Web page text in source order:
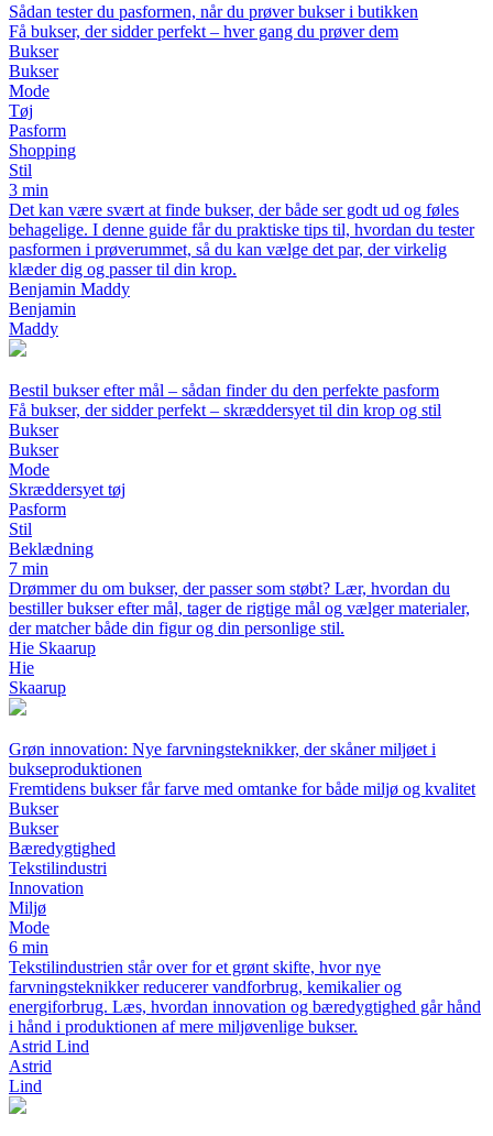
Sådan tester du pasformen, når du prøver bukser i butikken
Få bukser, der sidder perfekt – hver gang du prøver dem
Bukser
Bukser
Mode
Tøj
Pasform
Shopping
Stil
3 min
Det kan være svært at finde bukser, der både ser godt ud og føles
behagelige. I denne guide får du praktiske tips til, hvordan du tester
pasformen i prøverummet, så du kan vælge det par, der virkelig
klæder dig og passer til din krop.
Benjamin Maddy
Benjamin
Maddy
Bestil bukser efter mål – sådan finder du den perfekte pasform
Få bukser, der sidder perfekt – skræddersyet til din krop og stil
Bukser
Bukser
Mode
Skræddersyet tøj
Pasform
Stil
Beklædning
7 min
Drømmer du om bukser, der passer som støbt? Lær, hvordan du
bestiller bukser efter mål, tager de rigtige mål og vælger materialer,
der matcher både din figur og din personlige stil.
Hie Skaarup
Hie
Skaarup
Grøn innovation: Nye farvningsteknikker, der skåner miljøet i
bukseproduktionen
Fremtidens bukser får farve med omtanke for både miljø og kvalitet
Bukser
Bukser
Bæredygtighed
Tekstilindustri
Innovation
Miljø
Mode
6 min
Tekstilindustrien står over for et grønt skifte, hvor nye
farvningsteknikker reducerer vandforbrug, kemikalier og
energiforbrug. Læs, hvordan innovation og bæredygtighed går hånd
i hånd i produktionen af mere miljøvenlige bukser.
Astrid Lind
Astrid
Lind